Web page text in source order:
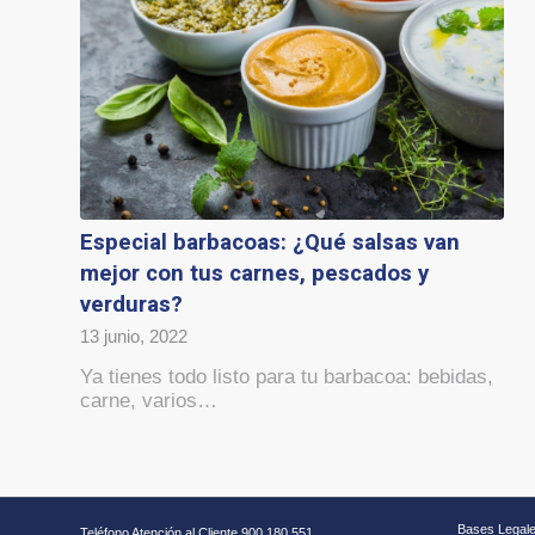
Especial barbacoas: ¿Qué salsas van
mejor con tus carnes, pescados y
verduras?
13 junio, 2022
Ya tienes todo listo para tu barbacoa: bebidas,
carne, varios…
Bases